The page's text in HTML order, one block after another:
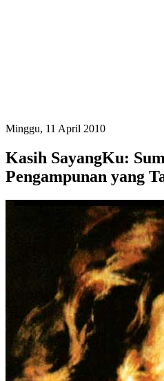
Minggu, 11 April 2010
Kasih SayangKu:
Pengampunan yang